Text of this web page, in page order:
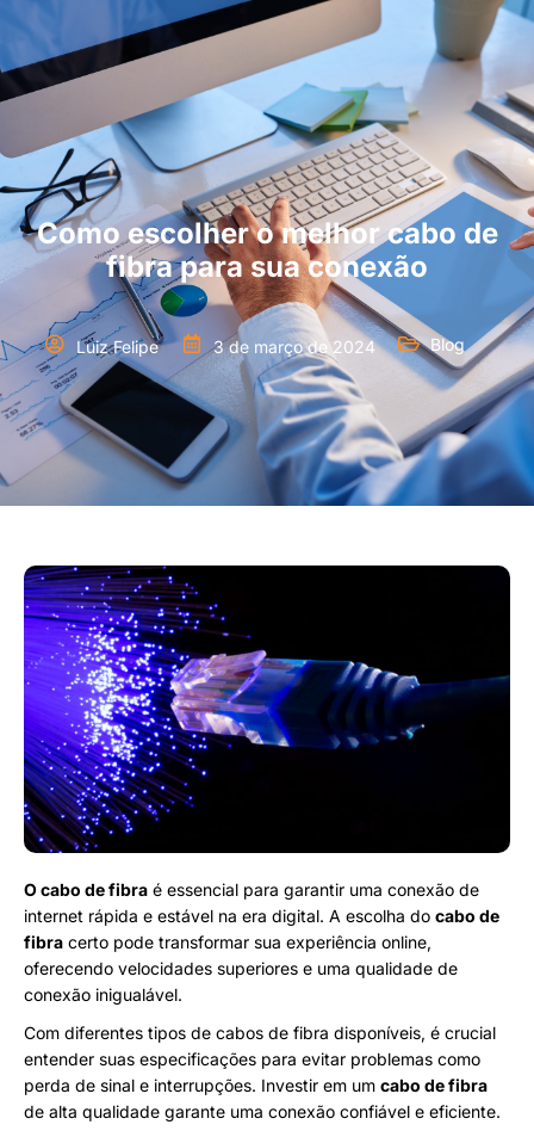
Como escolher o melhor cabo de
fibra para sua conexão
Luiz Felipe 3 de março de 2024 Blog
O cabo de fibra é essencial para garantir uma conexão de
internet rápida e estável na era digital. A escolha do cabo de
fibra certo pode transformar sua experiência online,
oferecendo velocidades superiores e uma qualidade de
conexão inigualável.
Com diferentes tipos de cabos de fibra disponíveis, é crucial
entender suas especificações para evitar problemas como
perda de sinal e interrupções. Investir em um cabo de fibra
de alta qualidade garante uma conexão confiável e eficiente.